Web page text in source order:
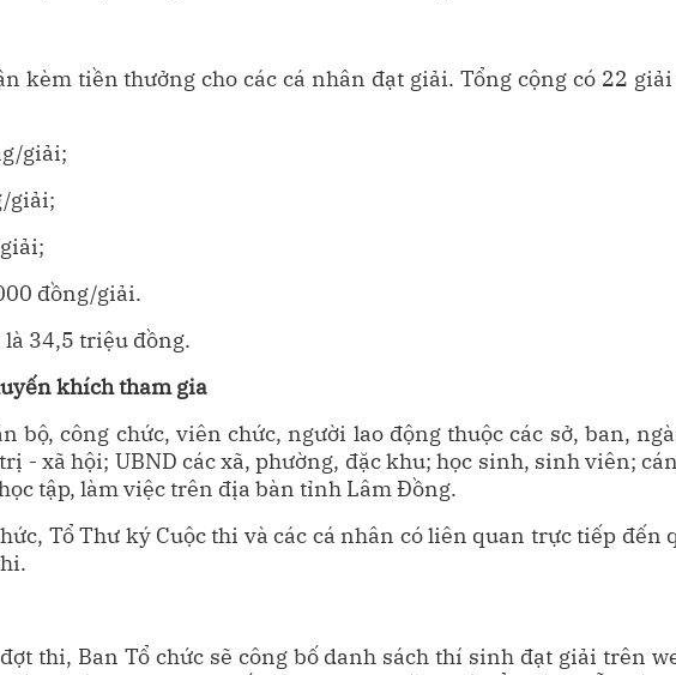
kèm tiền thưởng cho các cá nhân đạt giải. Tổng cộng có 22
giải;
giải;
đồng/giải.
34,5 triệu đồng.
khích tham gia
bộ, công chức, viên chức, người lao động thuộc các sở, ban,
- xã hội; UBND các xã, phường, đặc khu; học sinh, sinh viên;
tập, làm việc trên địa bàn tỉnh Lâm Đồng.
Tổ Thư ký Cuộc thi và các cá nhân có liên quan trực tiếp đến
thi, Ban Tổ chức sẽ công bố danh sách thí sinh đạt giải trên